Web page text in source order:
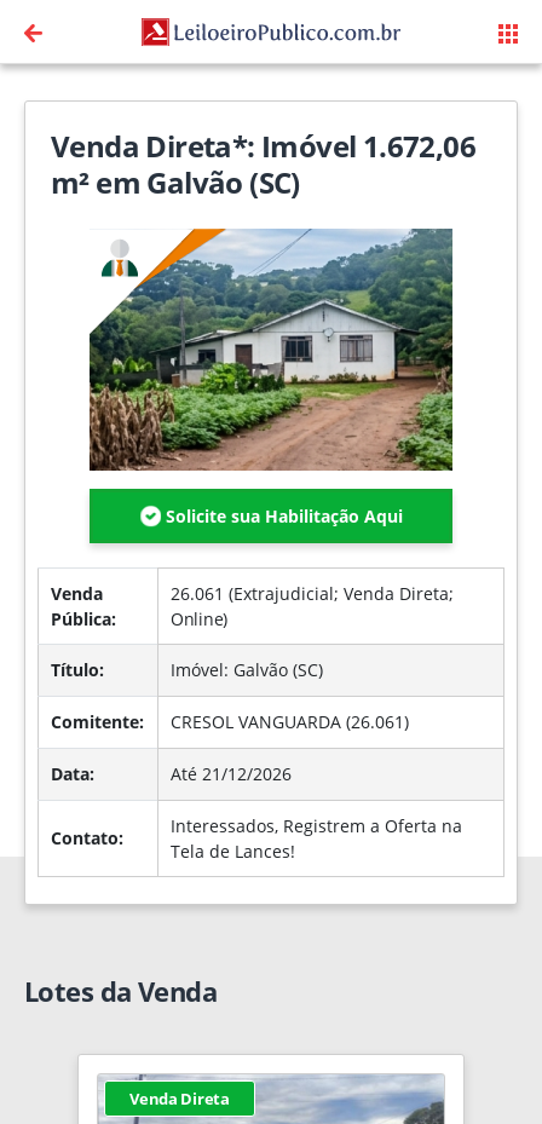
Venda Direta*: Imóvel 1.672,06
m² em Galvão (SC)
Solicite sua Habilitação Aqui
Venda
Pública:
26.061 (Extrajudicial; Venda Direta;
Online)
Título: Imóvel: Galvão (SC)
Comitente: CRESOL VANGUARDA (26.061)
Data: Até 21/12/2026
Contato:
Interessados, Registrem a Oferta na
Tela de Lances!
Lotes da Venda
Venda Direta